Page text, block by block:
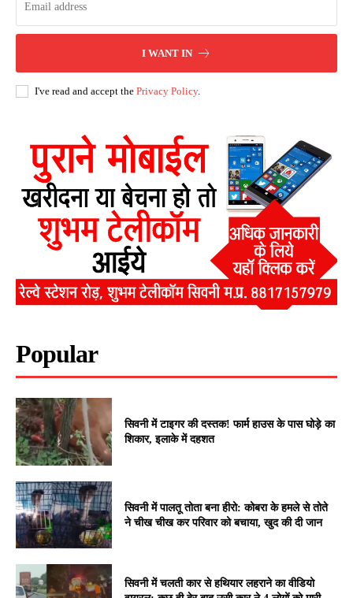
I WANT IN
I've read and accept the Privacy Policy.
Popular
सिवनी में टाइगर की दस्तक! फार्म हाउस के पास घोड़े का
शिकार, इलाके में दहशत
सिवनी में पालतू तोता बना हीरो: कोबरा के हमले से तोते
ने चीख चीख कर परिवार को बचाया, खुद की दी जान
सिवनी में चलती कार से हथियार लहराने का वीडियो